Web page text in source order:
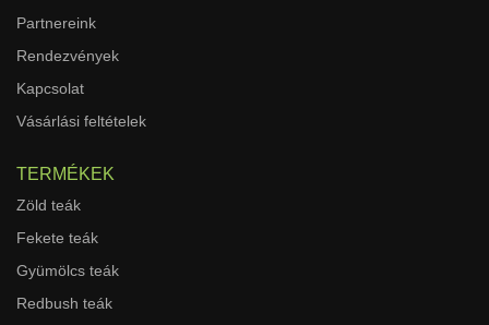
Partnereink
Rendezvények
Kapcsolat
Vásárlási feltételek
TERMÉKEK
Zöld teák
Fekete teák
Gyümölcs teák
Redbush teák